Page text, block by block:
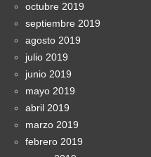
octubre 2019
septiembre 2019
agosto 2019
julio 2019
junio 2019
mayo 2019
abril 2019
marzo 2019
febrero 2019